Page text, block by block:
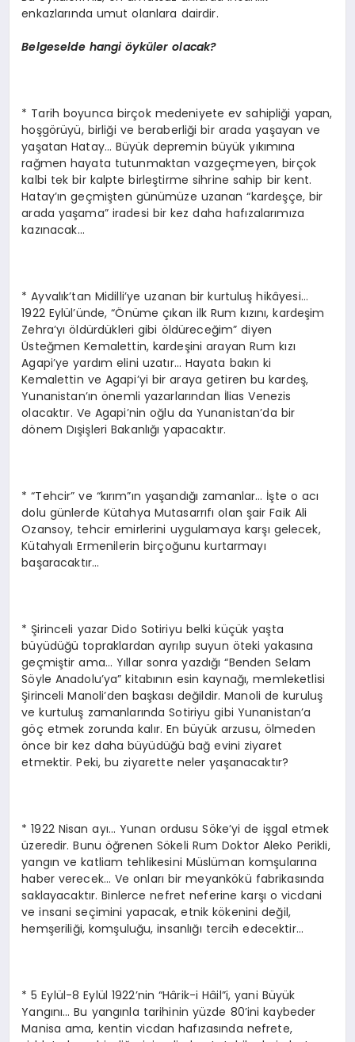
enkazlarında umut olanlara dairdir.
Belgeselde hangi öyküler olacak?
* Tarih boyunca birçok medeniyete ev sahipliği yapan,
hoşgörüyü, birliği ve beraberliği bir arada yaşayan ve
yaşatan Hatay… Büyük depremin büyük yıkımına
rağmen hayata tutunmaktan vazgeçmeyen, birçok
kalbi tek bir kalpte birleştirme sihrine sahip bir kent.
Hatay’ın geçmişten günümüze uzanan “kardeşçe, bir
arada yaşama” iradesi bir kez daha hafızalarımıza
kazınacak…
* Ayvalık’tan Midilli’ye uzanan bir kurtuluş hikâyesi…
1922 Eylül’ünde, “Önüme çıkan ilk Rum kızını, kardeşim
Zehra’yı öldürdükleri gibi öldüreceğim” diyen
Üsteğmen Kemalettin, kardeşini arayan Rum kızı
Agapi’ye yardım elini uzatır… Hayata bakın ki
Kemalettin ve Agapi’yi bir araya getiren bu kardeş,
Yunanistan’ın önemli yazarlarından İlias Venezis
olacaktır. Ve Agapi’nin oğlu da Yunanistan’da bir
dönem Dışişleri Bakanlığı yapacaktır.
* “Tehcir” ve “kırım”ın yaşandığı zamanlar… İşte o acı
dolu günlerde Kütahya Mutasarrıfı olan şair Faik Ali
Ozansoy, tehcir emirlerini uygulamaya karşı gelecek,
Kütahyalı Ermenilerin birçoğunu kurtarmayı
başaracaktır…
* Şirinceli yazar Dido Sotiriyu belki küçük yaşta
büyüdüğü topraklardan ayrılıp suyun öteki yakasına
geçmiştir ama… Yıllar sonra yazdığı “Benden Selam
Söyle Anadolu’ya” kitabının esin kaynağı, memleketlisi
Şirinceli Manoli’den başkası değildir. Manoli de kuruluş
ve kurtuluş zamanlarında Sotiriyu gibi Yunanistan’a
göç etmek zorunda kalır. En büyük arzusu, ölmeden
önce bir kez daha büyüdüğü bağ evini ziyaret
etmektir. Peki, bu ziyarette neler yaşanacaktır?
* 1922 Nisan ayı… Yunan ordusu Söke’yi de işgal etmek
üzeredir. Bunu öğrenen Sökeli Rum Doktor Aleko Perikli,
yangın ve katliam tehlikesini Müslüman komşularına
haber verecek… Ve onları bir meyankökü fabrikasında
saklayacaktır. Binlerce nefret neferine karşı o vicdani
ve insani seçimini yapacak, etnik kökenini değil,
hemşeriliği, komşuluğu, insanlığı tercih edecektir…
* 5 Eylül-8 Eylül 1922’nin “Hârik-i Hâil”i, yani Büyük
Yangını… Bu yangınla tarihinin yüzde 80’ini kaybeder
Manisa ama, kentin vicdan hafızasında nefrete,